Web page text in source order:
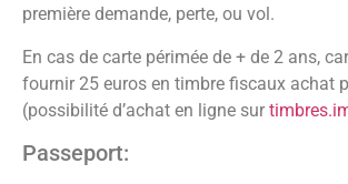
première demande, perte, ou vol.
En cas de carte périmée de + de 2 ans,
fournir 25 euros en timbre fiscaux achat
(possibilité d’achat en ligne sur
Passeport: